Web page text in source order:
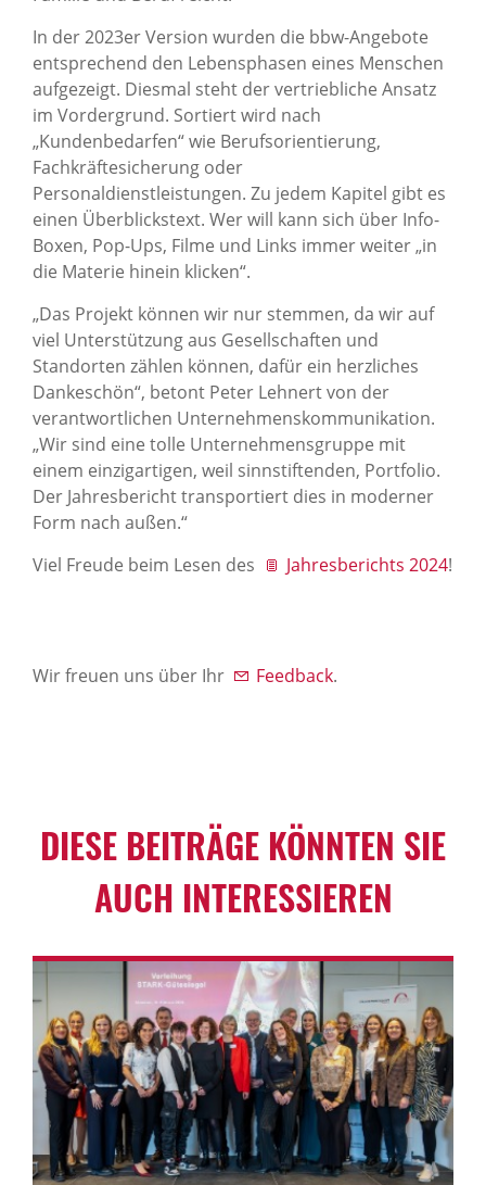
In der 2023er Version wurden die bbw-Angebote
entsprechend den Lebensphasen eines Menschen
aufgezeigt. Diesmal steht der vertriebliche Ansatz
im Vordergrund. Sortiert wird nach
„Kundenbedarfen“ wie Berufsorientierung,
Fachkräftesicherung oder
Personaldienstleistungen. Zu jedem Kapitel gibt es
einen Überblickstext. Wer will kann sich über Info-
Boxen, Pop-Ups, Filme und Links immer weiter „in
die Materie hinein klicken“.
„Das Projekt können wir nur stemmen, da wir auf
viel Unterstützung aus Gesellschaften und
Standorten zählen können, dafür ein herzliches
Dankeschön“, betont Peter Lehnert von der
verantwortlichen Unternehmenskommunikation.
„Wir sind eine tolle Unternehmensgruppe mit
einem einzigartigen, weil sinnstiftenden, Portfolio.
Der Jahresbericht transportiert dies in moderner
Form nach außen.“
Viel Freude beim Lesen des
Jahresberichts 2024!
Wir freuen uns über Ihr Feedback.
DIESE BEITRÄGE KÖNNTEN SIE
AUCH INTER­ES­SIEREN